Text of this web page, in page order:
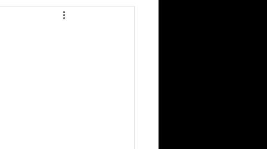
Aguada